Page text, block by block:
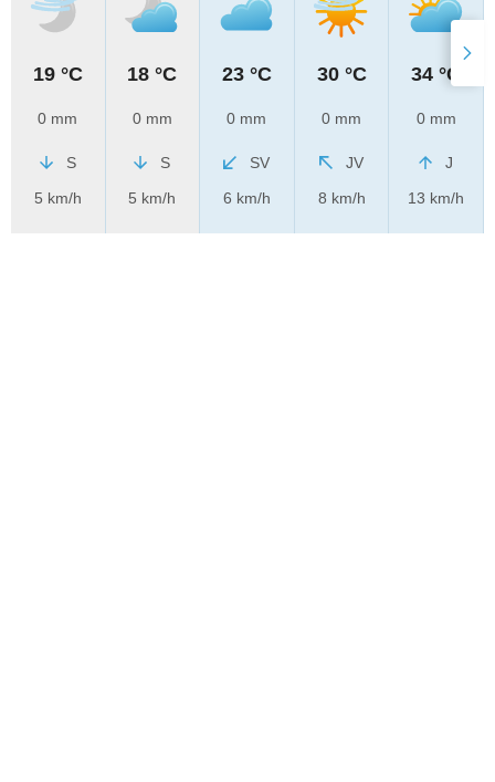
19 °C
0 mm
S
5 km/h
18 °C
0 mm
S
5 km/h
23 °C
0 mm
SV
6 km/h
30 °C
0 mm
JV
8 km/h
34 °C
0 mm
J
13 km/h